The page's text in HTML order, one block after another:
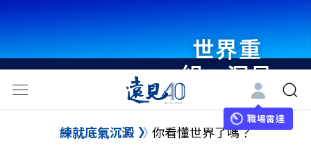
世界重
組・洞見
未來 與
世界領袖
職場雷達
練就底氣沉澱 你看懂世界了嗎？